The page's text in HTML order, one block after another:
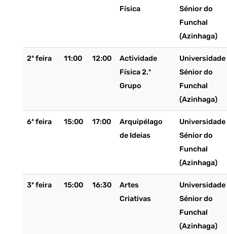
Física
Sénior do
Funchal
(Azinhaga)
2ª feira 11:00 12:00
Actividade
Física 2.º
Grupo
Universidade
Sénior do
Funchal
(Azinhaga)
6ª feira 15:00 17:00
Arquipélago
de Ideias
Universidade
Sénior do
Funchal
(Azinhaga)
3ª feira 15:00 16:30
Artes
Criativas
Universidade
Sénior do
Funchal
(Azinhaga)